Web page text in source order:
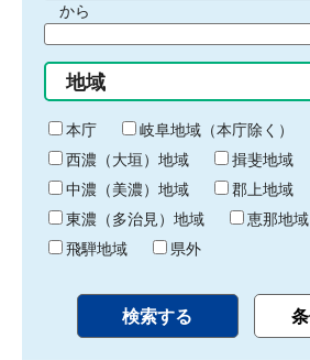
間
始
り
から
間
終
わ
り
地域
本庁
岐阜地域（本庁除く）
西濃（大垣）地域
揖斐地域
中濃（美濃）地域
郡上地域
東濃（多治見）地域
恵那地域
飛騨地域
県外